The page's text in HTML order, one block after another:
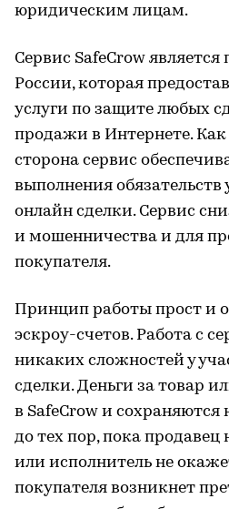
юридическим лицам.
Сервис SafeCrow
России, которая
услуги по защите любых
продажи в Интернете.
сторона сервис
выполнения
онлайн сделки. Сервис
и мошенничества и для
покупателя.
Принцип работы прост и
эскроу-счетов. Работа с
никаких сложностей у
сделки. Деньги за товар
в SafeCrow и сохраняются
до тех пор, пока продавец
или исполнитель не
покупателя возникнет